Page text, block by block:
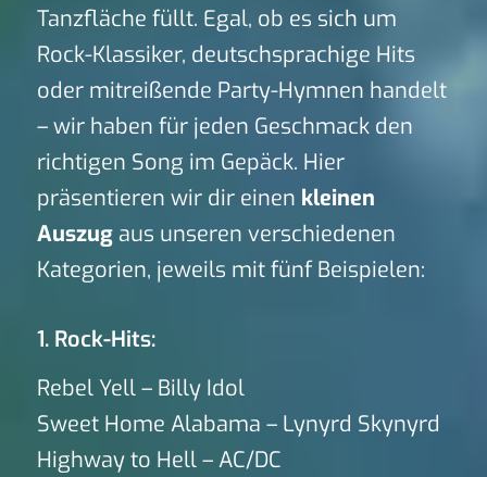
Tanzfläche füllt. Egal, ob es sich um
Rock-Klassiker, deutschsprachige Hits
oder mitreißende Party-Hymnen handelt
– wir haben für jeden Geschmack den
richtigen Song im Gepäck. Hier
präsentieren wir dir einen kleinen
Auszugaus unseren verschiedenen
Kategorien, jeweils mit fünf Beispielen:
1. Rock-Hits:
Rebel Yell – Billy Idol
Sweet Home Alabama – Lynyrd Skynyrd
Highway to Hell – AC/DC